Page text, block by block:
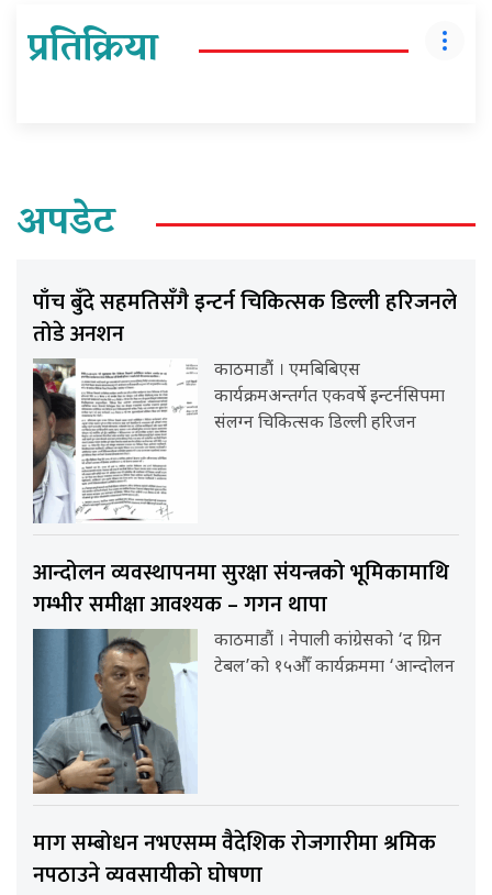
प्रतिक्रिया
अपडेट
पाँच बुँदे सहमतिसँगै इन्टर्न चिकित्सक डिल्ली हरिजनले
तोडे अनशन
काठमाडौं । एमबिबिएस
कार्यक्रमअन्तर्गत एकवर्षे इन्टर्नसिपमा
संलग्न चिकित्सक डिल्ली हरिजन
आन्दोलन व्यवस्थापनमा सुरक्षा संयन्त्रको भूमिकामाथि
गम्भीर समीक्षा आवश्यक – गगन थापा
काठमाडौं । नेपाली कांग्रेसको ‘द ग्रिन
टेबल’को १५औँ कार्यक्रममा ‘आन्दोलन
माग सम्बोधन नभएसम्म वैदेशिक रोजगारीमा श्रमिक
नपठाउने व्यवसायीको घोषणा